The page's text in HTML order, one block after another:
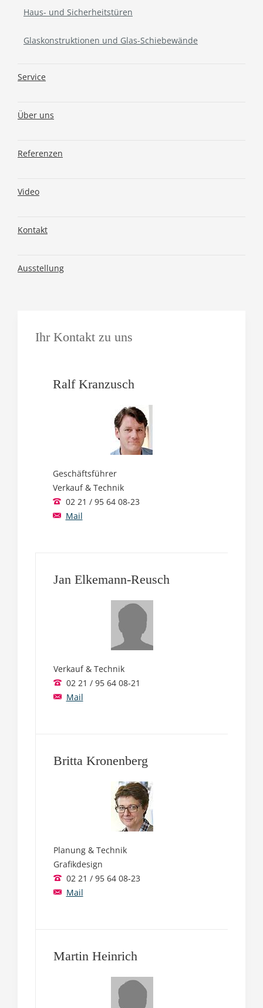
Haus- und Sicherheitstüren
Glaskonstruktionen und Glas-Schiebewände
Service
Über uns
Referenzen
Video
Kontakt
Ausstellung
Ihr Kontakt zu uns
Ralf Kranzusch
Geschäftsführer
Verkauf & Technik
02 21 / 95 64 08-23
Mail
Jan Elkemann-Reusch
Verkauf & Technik
02 21 / 95 64 08-21
Mail
Britta Kronenberg
Planung & Technik
Grafikdesign
02 21 / 95 64 08-23
Mail
Martin Heinrich